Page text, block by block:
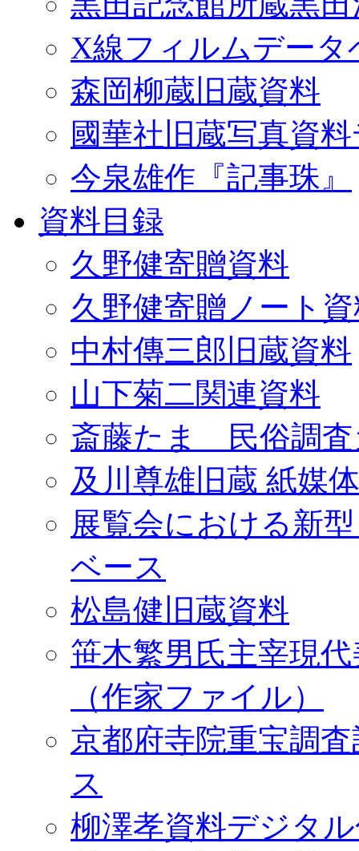
X線フィルムデータ
森岡柳蔵旧蔵資料
國華社旧蔵写真資
今泉雄作『記事珠』
資料目録
久野健寄贈資料
久野健寄贈ノート
中村傳三郎旧蔵資料
山下菊二関連資料
斎藤たま 民俗調査
及川尊雄旧蔵 紙媒
展覧会における新
ベース
松島健旧蔵資料
笹木繁男氏主宰現
（作家ファイル）
京都府寺院重宝調
ス
柳澤孝資料デジタ